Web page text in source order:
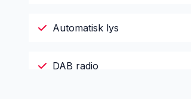
Automatisk lys
DAB radio